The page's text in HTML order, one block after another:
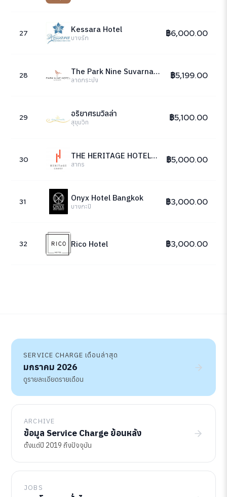
27 Kessara Hotel
บางรัก ฿6,000.00
28 The Park Nine Suvarnabhumi
ลาดกระบัง ฿5,199.00
29 อริยาศรมวิลล่า
สุขุมวิท ฿5,100.00
30 THE HERITAGE HOTELS GROUP
สาทร ฿5,000.00
31 Onyx Hotel Bangkok
บางกะปิ ฿3,000.00
32 Rico Hotel ฿3,000.00
SERVICE CHARGE เดือนล่าสุด
มกราคม 2026
ดูรายละเอียดรายเดือน
ARCHIVE
ข้อมูล Service Charge ย้อนหลัง
ตั้งแต่ปี 2019 ถึงปัจจุบัน
JOBS